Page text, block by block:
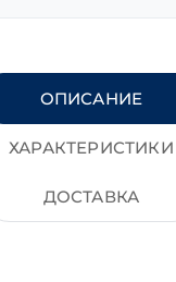
ОПИСАНИЕ
ХАРАКТЕРИСТИКИ
ДОСТАВКА